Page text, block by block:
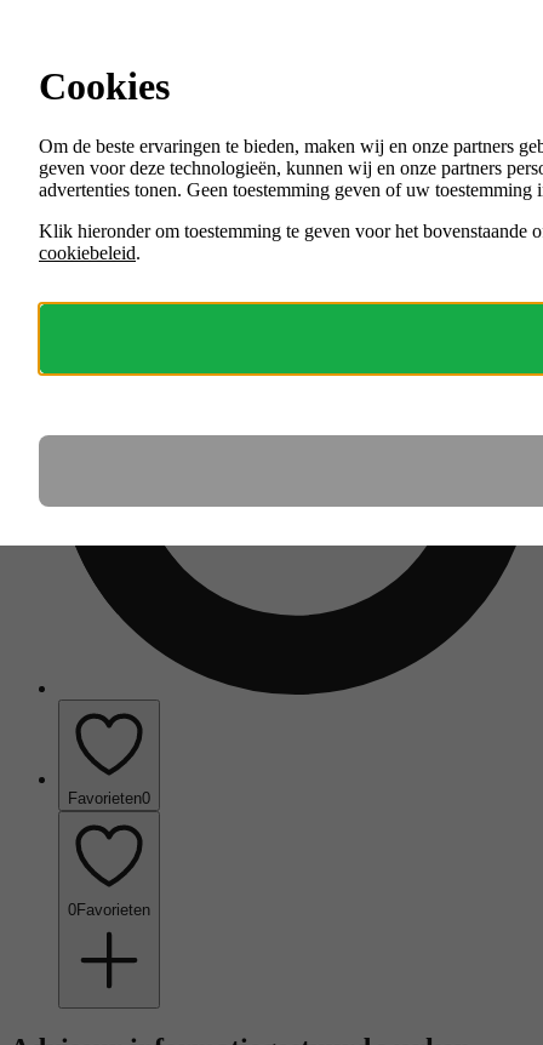
Menu
VACATURES
ORGANISATIES
Favorieten0
0Favorieten
Cookies
Om de beste ervaringen te bieden, maken wij en onze partners
geven voor deze technologieën, kunnen wij en onze partners
advertenties tonen. Geen toestemming geven of uw
Klik hieronder om toestemming te geven voor het bovenstaande
cookiebeleid.